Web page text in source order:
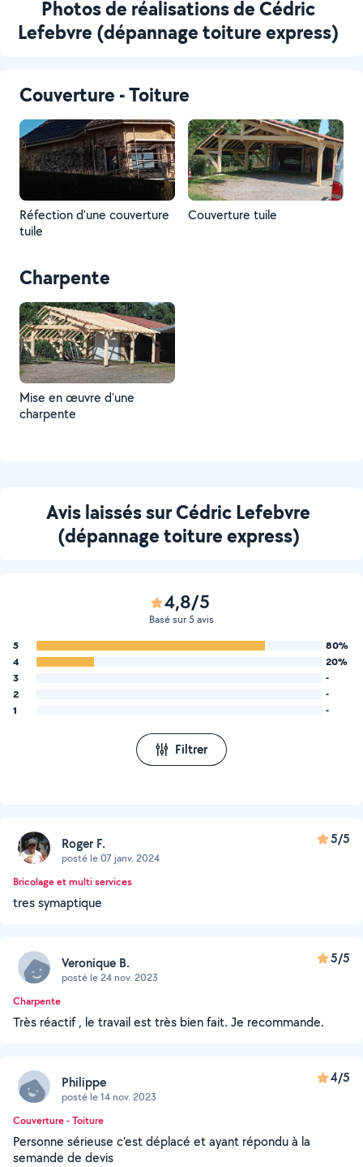
Photos de réalisations de Cédric
Lefebvre (dépannage toiture express)
Couverture - Toiture
Réfection d'une couverture
tuile
Couverture tuile
Charpente
Mise en œuvre d'une
charpente
Avis laissés sur Cédric Lefebvre
(dépannage toiture express)
4,8/5
Basé sur 5 avis
5
80%
4
20%
3
-
2
-
1
-
Filtrer
Roger F.
posté le 07 janv. 2024
5/5
Bricolage et multi services
tres symaptique
Veronique B.
posté le 24 nov. 2023
5/5
Charpente
Très réactif , le travail est très bien fait. Je recommande.
Philippe
posté le 14 nov. 2023
4/5
Couverture - Toiture
Personne sérieuse c'est déplacé et ayant répondu à la
semande de devis